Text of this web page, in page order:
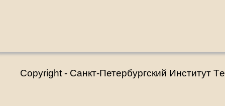
Copyright - Санкт-Петербургский Институт